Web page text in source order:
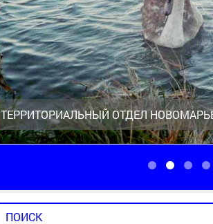
ТЕРРИТОРИАЛЬНЫЙ ОТДЕЛ